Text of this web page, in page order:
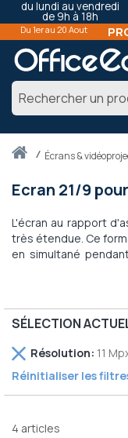
du lundi au vendredi
de 9h à 18h
Du 1er au 20 Aout
Accueilécrans &
Ecran 21/9
L'écran au rapport
très étendue. Ce
en simultané
autant sacrifier la
Microsoft Teams,
Ce format
4 articles
SÉLECTION
Résolution 11
cet
élément
Réinitialiser les